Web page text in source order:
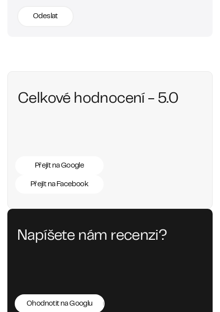
Odeslat
Celkové hodnocení - 5.0
Přejít na Google
Přejít na Facebook
Napíšete nám recenzi?
Ohodnotit na Googlu